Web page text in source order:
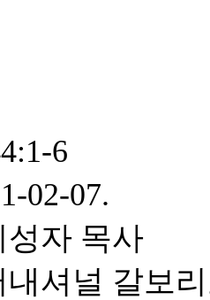
6
02-07.
성자 목사
내셔널 갈보